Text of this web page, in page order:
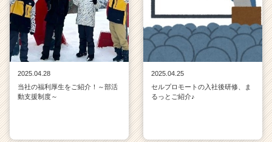
2025.04.28
当社の福利厚生をご紹介！～部活
動支援制度～
2025.04.25
セルプロモートの入社後研修、ま
るっとご紹介♪